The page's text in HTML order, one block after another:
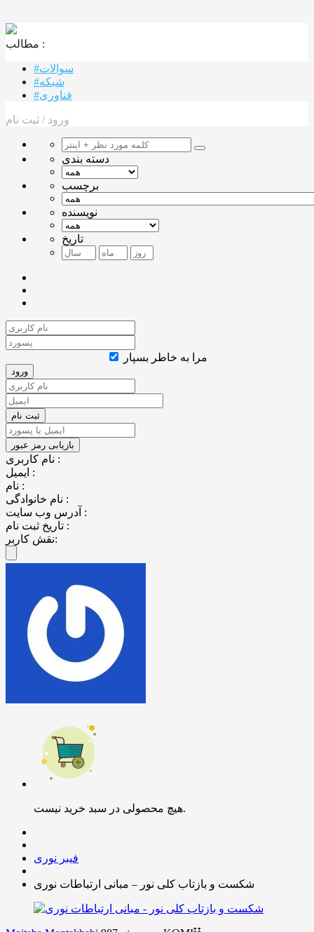
مطالب :‌ ‌‌
#سوالات
#شبکه
#فناوری
ورود / ثبت نام
دسته بندی
برچسب
نویسنده
تاریخ
مرا به خاطر بسپار
نام کاربری :
ایمیل :
نام :
نام خانوادگی :
آدرس وب سایت :
تاریخ ثبت نام :
نقش کاربر:
هیچ محصولی در سبد خرید نیست.
فیبر نوری
شکست و بازتاب کلی نور – مبانی ارتباطات نوری